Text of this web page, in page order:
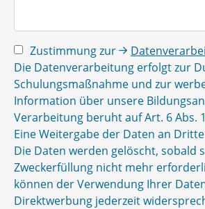
Zustimmung zur
Die Datenverarbeitung erfolgt zur
Schulungsmaßnahme und zur
Information über unsere
Verarbeitung beruht auf Art. 6 Abs. 1
Eine Weitergabe der Daten an
Die Daten werden gelöscht, sobald
Zweckerfüllung nicht mehr
können der Verwendung Ihrer
Direktwerbung jederzeit